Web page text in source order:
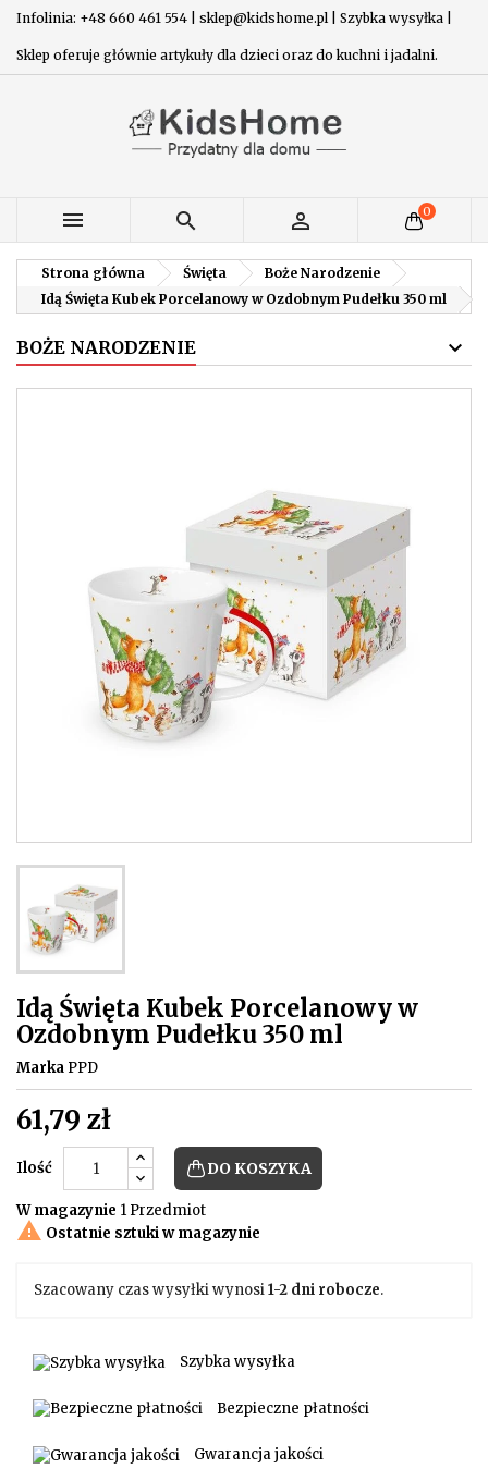
Infolinia: +48 660 461 554 | sklep@kidshome.pl | Szybka wysyłka |
Sklep oferuje głównie artykuły dla dzieci oraz do kuchni i jadalni.
   0
Strona główna Święta
Boże Narodzenie
Idą Święta Kubek Porcelanowy w Ozdobnym Pudełku 350 ml
BOŻE NARODZENIE
Idą Święta Kubek Porcelanowy w
Ozdobnym Pudełku 350 ml
Marka PPD
61,79 zł
Ilość DO KOSZYKA
W magazynie 1 Przedmiot
 Ostatnie sztuki w magazynie
Szacowany czas wysyłki wynosi1-2 dni robocze.
Szybka wysyłka
Bezpieczne płatności
Gwarancja jakości